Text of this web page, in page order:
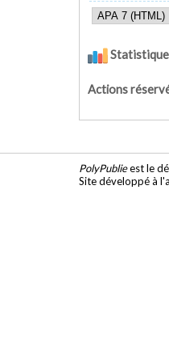
Actions
PolyPublieest le
Site développé à